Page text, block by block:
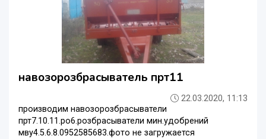
навозорозбрасыватель прт11
22.03.2020, 11:13
производим навозорозбрасыватели
прт7.10.11.ро6.розбрасыватели мин.удобрений
мву4.5.6.8.0952585683.фото не загружается